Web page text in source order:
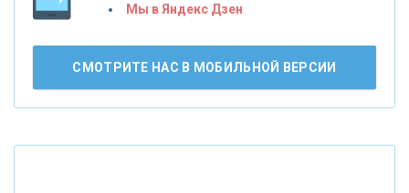
«ВНЕШПРОМБАНК»
Мы в Яндекс Дзен
СМОТРИТЕ НАС В МОБИЛЬНОЙ ВЕРСИИ